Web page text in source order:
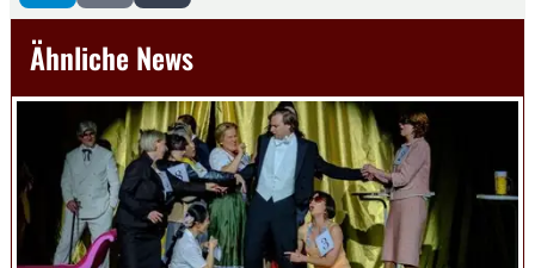
Ähnliche News